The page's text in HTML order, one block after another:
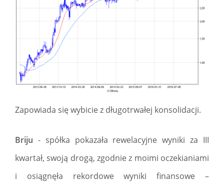
Zapowiada się wybicie z długotrwałej konsolidacji.
Briju - spółka pokazała rewelacyjne wyniki za III
kwartał, swoją drogą, zgodnie z moimi oczekianiami
i osiągnęła rekordowe wyniki finansowe –